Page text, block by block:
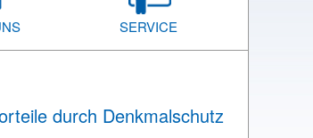
SERVICE
durch Denkmalschutz